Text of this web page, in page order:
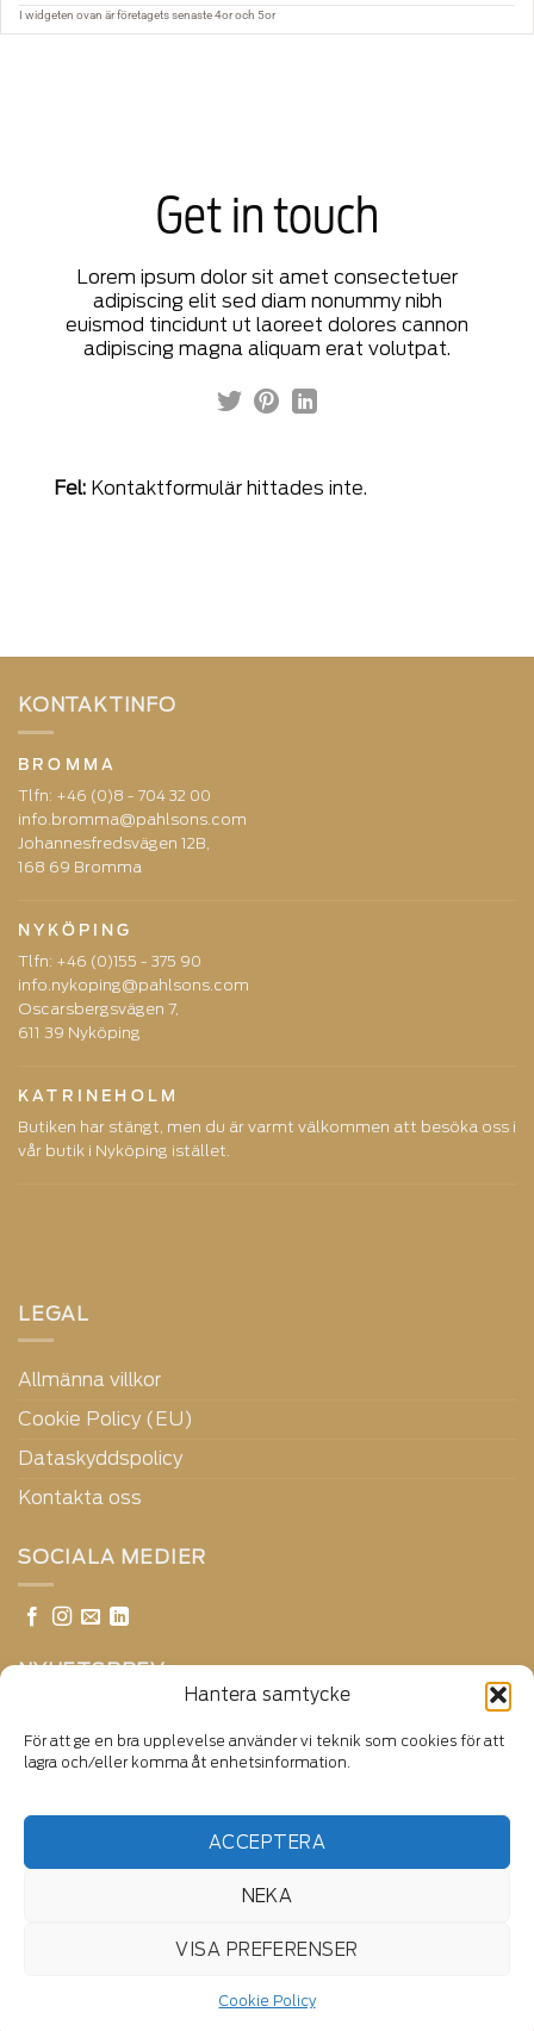
Hantera samtycke
För att ge en bra upplevelse använder vi teknik som cookies för att
lagra och/eller komma åt enhetsinformation.
ACCEPTERA
NEKA
VISA PREFERENSER
Cookie Policy
Get in touch
Lorem ipsum dolor sit amet consectetuer
adipiscing elit sed diam nonummy nibh
euismod tincidunt ut laoreet dolores cannon
adipiscing magna aliquam erat volutpat.
Fel: Kontaktformulär hittades inte.
KONTAKTINFO
BROMMA
Tlfn: +46 (0)8 - 704 32 00
info.bromma@pahlsons.com
Johannesfredsvägen 12B,
168 69 Bromma
NYKÖPING
Tlfn: +46 (0)155 - 375 90
info.nykoping@pahlsons.com
Oscarsbergsvägen 7,
611 39 Nyköping
KATRINEHOLM
Butiken har stängt, men du är varmt välkommen att besöka oss i
vår butik i Nyköping istället.
LEGAL
Allmänna villkor
Cookie Policy (EU)
Dataskyddspolicy
Kontakta oss
SOCIALA MEDIER
NYHETSBREV
Copyright ©2025 Pahlsons Daylight | All Rights Reserved.